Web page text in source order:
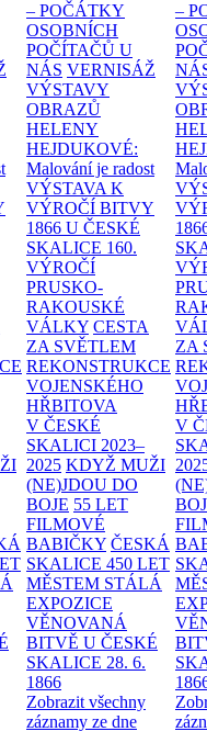
– POČÁTKY
OSOBNÍCH
POČÍTAČŮ U
NÁS VERNISÁŽ
VÝSTAVY
OBRAZŮ
HELENY
HEJDUKOVÉ:
Malování je radost
VÝSTAVA K
VÝROČÍ BITVY
1866 U ČESKÉ
SKALICE 160.
VÝROČÍ
PRUSKO-
RAKOUSKÉ
VÁLKY CESTA
ZA SVĚTLEM
REKONSTRUKCE
VOJENSKÉHO
HŘBITOVA
V ČESKÉ
SKALICI 2023–
2025 KDYŽ MUŽI
(NE)JDOU DO
BOJE 55 LET
FILMOVÉ
BABIČKY ČESKÁ
SKALICE 450 LET
MĚSTEM STÁLÁ
EXPOZICE
VĚNOVANÁ
BITVĚ U ČESKÉ
SKALICE 28. 6.
1866
Zobrazit všechny
záznamy ze dne
–
ZA
V